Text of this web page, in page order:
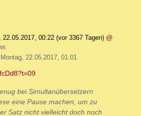
22.05.2017, 00:22 (vor 3367 Tagen) @
22.05.2017, 01:01
bei Simultanübersetzern
eine Pause machen, um zu
Satz nicht vielleicht doch noch